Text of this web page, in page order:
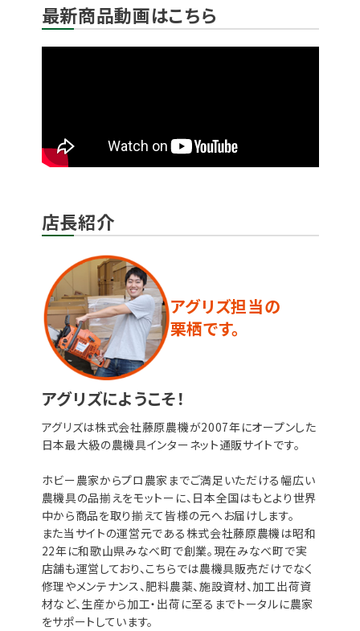
最新商品動画はこちら
店長紹介
アグリズ担当の
栗栖です。
アグリズにようこそ！
アグリズは株式会社藤原農機が2007年にオープンした
日本最大級の農機具インターネット通販サイトです。
ホビー農家からプロ農家までご満足いただける幅広い
農機具の品揃えをモットーに、日本全国はもとより世界
中から商品を取り揃えて皆様の元へお届けします。
また当サイトの運営元である株式会社藤原農機は昭和
22年に和歌山県みなべ町で創業。現在みなべ町で実
店舗も運営しており、こちらでは農機具販売だけでなく
修理やメンテナンス、肥料農薬、施設資材、加工出荷資
材など、生産から加工・出荷に至るまでトータルに農家
をサポートしています。